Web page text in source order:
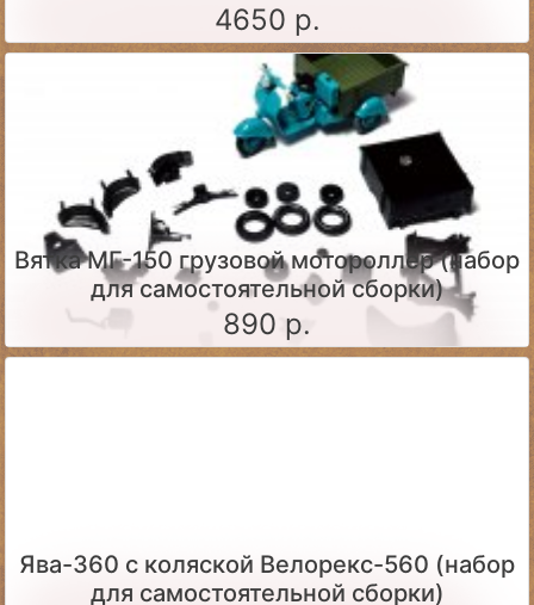
4650 р.
Вятка МГ-150 грузовой мотороллер (набор
для самостоятельной сборки)
890 р.
Ява-360 c коляской Велорекс-560 (набор
для самостоятельной сборки)